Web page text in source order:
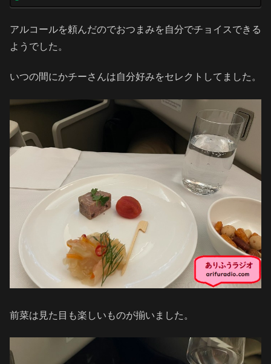
アルコールを頼んだのでおつまみを自分でチョイスできる
ようでした。
いつの間にかチーさんは自分好みをセレクトしてました。
前菜は見た目も楽しいものが揃いました。